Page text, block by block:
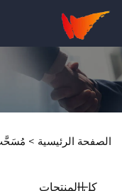
الصفحة الرئيسية >
كل المنتجات